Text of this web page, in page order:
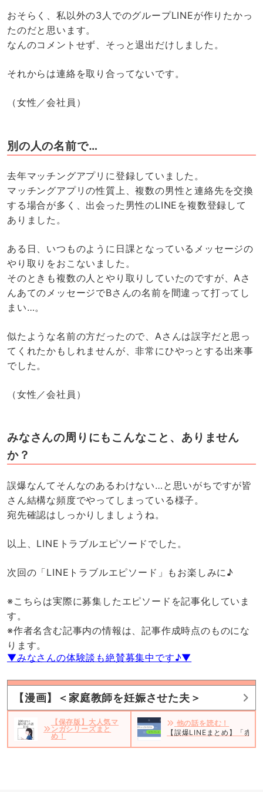
おそらく、私以外の3人でのグループLINEが作りたかっ
たのだと思います。
なんのコメントせず、そっと退出だけしました。
それからは連絡を取り合ってないです。
（女性／会社員）
別の人の名前で…
去年マッチングアプリに登録していました。
マッチングアプリの性質上、複数の男性と連絡先を交換
する場合が多く、出会った男性のLINEを複数登録して
ありました。
ある日、いつものように日課となっているメッセージの
やり取りをおこないました。
そのときも複数の人とやり取りしていたのですが、Aさ
んあてのメッセージでBさんの名前を間違って打ってし
まい…。
似たような名前の方だったので、Aさんは誤字だと思っ
てくれたかもしれませんが、非常にひやっとする出来事
でした。
（女性／会社員）
みなさんの周りにもこんなこと、ありません
か？
誤爆なんてそんなのあるわけない…と思いがちですが皆
さん結構な頻度でやってしまっている様子。
宛先確認はしっかりしましょうね。
以上、LINEトラブルエピソードでした。
次回の「LINEトラブルエピソード」もお楽しみに♪
※こちらは実際に募集したエピソードを記事化していま
す。
※作者名含む記事内の情報は、記事作成時点のものにな
ります。
▼みなさんの体験談も絶賛募集中です♪▼
【漫画】＜家庭教師を妊娠させた夫＞
【保存版】大人気マ
ンガシリーズまと
め！
他の話を読む！
【誤爆LINEまとめ】「赤